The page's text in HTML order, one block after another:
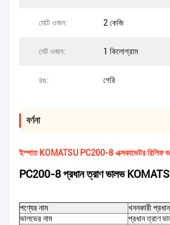
মোট ওজন: 2 কেজি
নেট ওজন: 1 কিলোগ্রাম
রঙ: গেরি
বর্ণনা
ইস্পাত KOMATSU PC200-8 এক্সকাভেটর
PC200-8 প্রধান ত্রাণ ভালভ
পণ্যের নাম
খননকারী
ভালভের নাম
প্রধান ত্রাণ